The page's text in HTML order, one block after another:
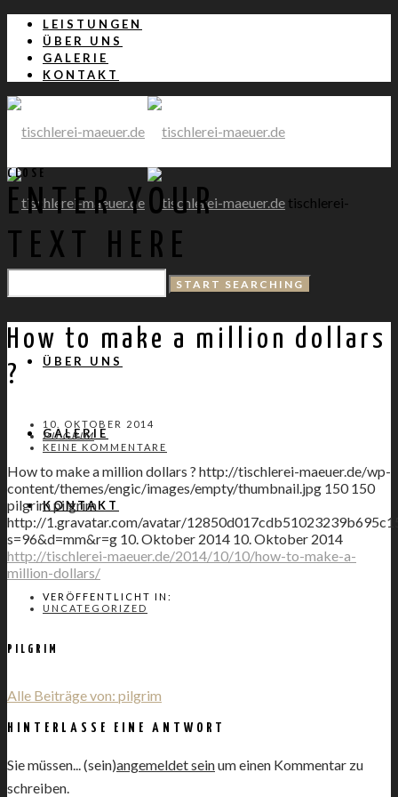
LEISTUNGEN
ÜBER UNS
GALERIE
KONTAKT
tischlerei-
maeuer.de
ÜBER UNS
GALERIE
KONTAKT
CLOSE
ENTER YOUR
TEXT HERE
How to make a million dollars
?
10. OKTOBER 2014
PILGRIM
KEINE KOMMENTARE
How to make a million dollars ? http://tischlerei-maeuer.de/wp-
content/themes/engic/images/empty/thumbnail.jpg 150 150
pilgrimpilgrim
http://1.gravatar.com/avatar/
s=96&d=mm&r=g 10. Oktober 2014 10. Oktober 2014
http://tischlerei-maeuer.de/2014/10/10/how-to-make-a-
million-dollars/
VERÖFFENTLICHT IN:
UNCATEGORIZED
PILGRIM
Alle Beiträge von: pilgrim
HINTERLASSE EINE ANTWORT
Sie müssen... (sein)angemeldet seinum einen Kommentar zu
schreiben.